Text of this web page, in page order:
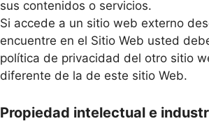
sus contenidos o servicios.
Si accede a un sitio web externo
encuentre en el Sitio Web usted
política de privacidad del otro sitio
diferente de la de este sitio Web.
Propiedad intelectual e